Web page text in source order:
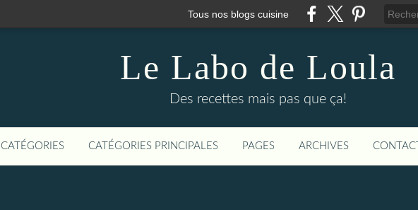
Tous nos blogs cuisine
Le Labo de Loula
Des recettes mais pas que ça!
CATÉGORIES CATÉGORIES PRINCIPALES PAGES ARCHIVES CONTACT